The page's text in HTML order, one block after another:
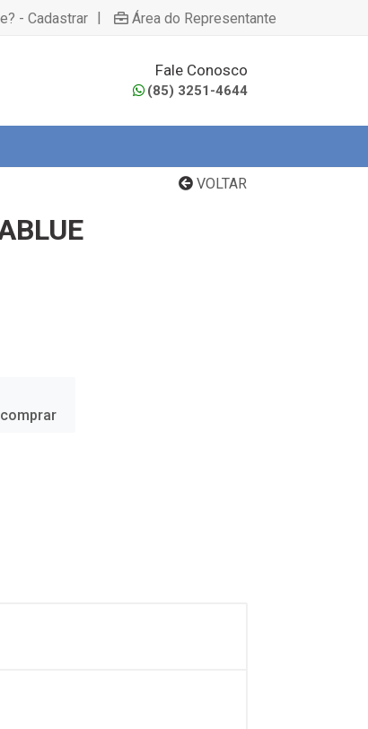
- Cadastrar | Área do Representante
Fale Conosco
(85) 3251-4644
VOLTAR